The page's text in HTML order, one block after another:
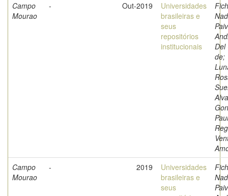
Campo
Mourao
- Out-2019
Universidades
brasileiras e
seus
repositórios
institucionais
Del
de;
Campo
Mourao
- 2019
Universidades
brasileiras e
seus